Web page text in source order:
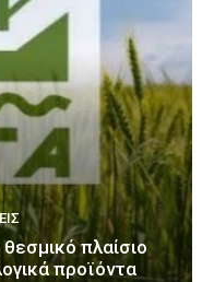
πλαίσιο
προϊόντα